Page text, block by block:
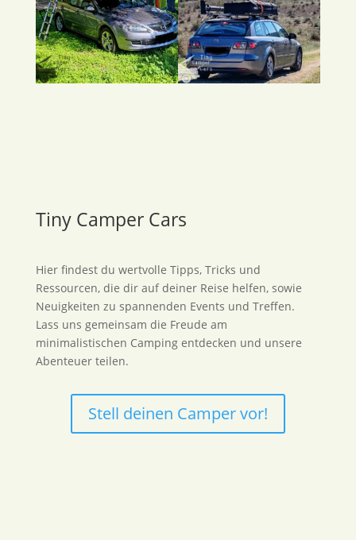
Tiny Camper Cars
Hier findest du wertvolle Tipps, Tricks und
Ressourcen, die dir auf deiner Reise helfen, sowie
Neuigkeiten zu spannenden Events und Treffen.
Lass uns gemeinsam die Freude am
minimalistischen Camping entdecken und unsere
Abenteuer teilen.
Stell deinen Camper vor!